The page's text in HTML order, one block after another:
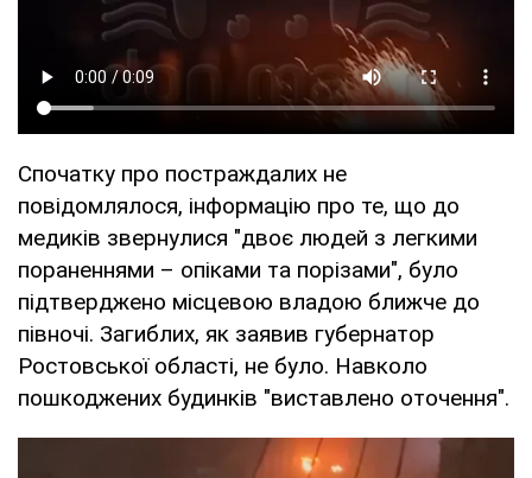
Спочатку про постраждалих не
повідомлялося, інформацію про те, що до
медиків звернулися "двоє людей з легкими
пораненнями – опіками та порізами", було
підтверджено місцевою владою ближче до
півночі. Загиблих, як заявив губернатор
Ростовської області, не було. Навколо
пошкоджених будинків "виставлено оточення".